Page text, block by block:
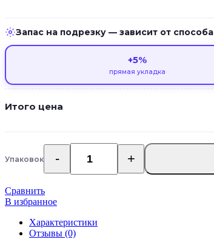
Запас на подрезку — зависит от
+5%
прямая укладка
Итого цена
УпаковокКоличество
товара
виниловые
полы
Adelar
Solida
Сравнить
В избранное
Характеристики
Отзывы (0)